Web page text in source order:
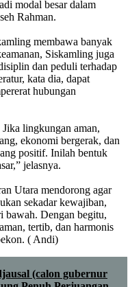
modal besar dalam
Rahman.
membawa banyak
Siskamling juga
dan peduli terhadap
kata dia, dapat
hubungan
Jika lingkungan aman,
ekonomi bergerak, dan
positif. Inilah bentuk
jelasnya.
Utara mendorong agar
sekadar kewajiban,
bawah. Dengan begitu,
tertib, dan harmonis
( Andi)
(calon gubernur